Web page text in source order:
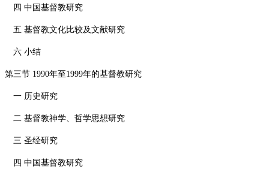
四 中国基督教研究
五 基督教文化比较及文献研究
六 小结
第三节 1990年至 1999年的基督教研究
一 历史研究
二 基督教神学、哲学思想研究
三 圣经研究
四 中国基督教研究